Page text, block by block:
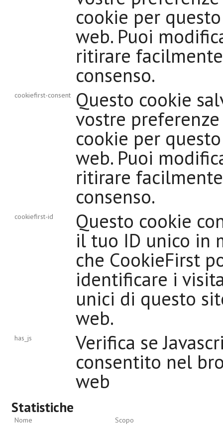
cookie per
web. Puoi
ritirare
consenso.
cookiefirst-consent Questo cookie
vostre
cookie per
web. Puoi
ritirare
consenso.
cookiefirst-id Questo cookie
il tuo ID unico in
che CookieFirst
identificare i
unici di questo
web.
has_js Verifica se
consentito nel
web
Statistiche
Nome
Scopo